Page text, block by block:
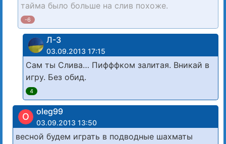
тайма было больше на слив похоже.
-6
Л-3
03.09.2013 17:15
Сам ты Слива… Пифффком залитая. Вникай в
игру. Без обид.
4
O oleg99
03.09.2013 13:50
весной будем играть в подводные шахматы